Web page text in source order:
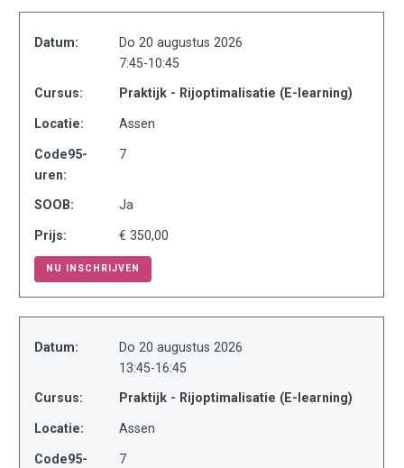
Datum:
Do 20 augustus 2026
7:45-10:45
Cursus: Praktijk - Rijoptimalisatie (E-learning)
Locatie: Assen
Code95-
uren:
7
SOOB: Ja
Prijs: € 350,00
NU INSCHRIJVEN
Datum:
Do 20 augustus 2026
13:45-16:45
Cursus: Praktijk - Rijoptimalisatie (E-learning)
Locatie: Assen
Code95-
7